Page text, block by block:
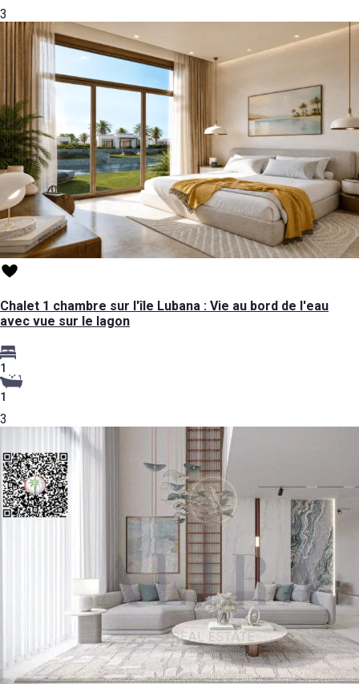
3
Chalet 1 chambre sur l'île Lubana : Vie au bord de l'eau
avec vue sur le lagon
1
1
3